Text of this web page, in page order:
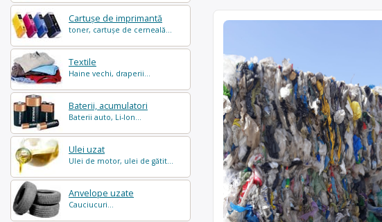
Cartușe de imprimantă
toner, cartușe de cerneală...
Textile
Haine vechi, draperii...
Baterii, acumulatori
Baterii auto, Li-Ion...
Ulei uzat
Ulei de motor, ulei de gătit...
Anvelope uzate
Cauciucuri...